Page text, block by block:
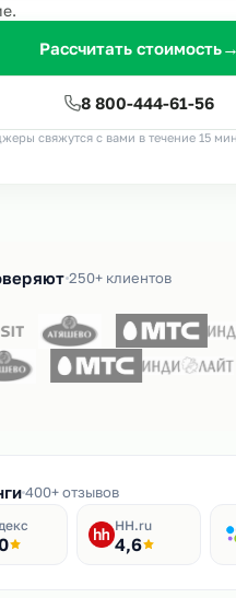
Рассчитать стоимость→
8 800-444-61-56
свяжутся с вами в течение 15 мин
250+ клиентов
400+ отзывов
HH.ru
4,6